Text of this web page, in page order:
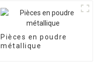
Pièces en poudre
métallique